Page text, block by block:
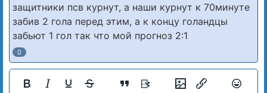
защитники псв курнут, а наши курнут к 70минуте
забив 2 гола перед этим, а к концу голандцы
забьют 1 гол так что мой прогноз 2:1
0